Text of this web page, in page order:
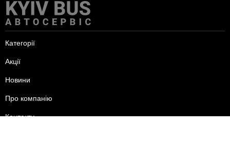
Категорії
Акції
Новини
Про компанію
Контакти